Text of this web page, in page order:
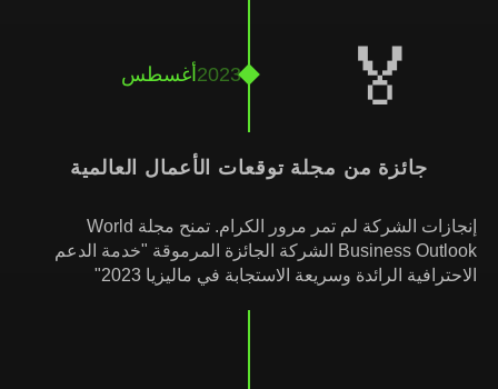
جائزة من مجلة توقعات الأعمال العالمية
إنجازات الشركة لم تمر مرور الكرام. تمنح مجلة World
Business Outlook الشركة الجائزة المرموقة "خدمة الدعم
الاحترافية الرائدة وسريعة الاستجابة في ماليزيا 2023"
أغسطس 2023 🏅